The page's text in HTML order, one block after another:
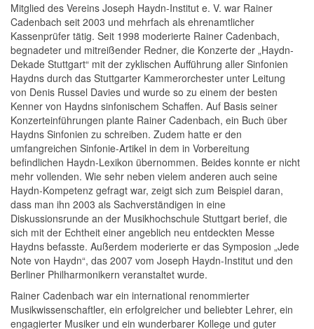
Mitglied des Vereins Joseph Haydn-Institut e. V. war Rainer
Cadenbach seit 2003 und mehrfach als ehrenamtlicher
Kassenprüfer tätig. Seit 1998 moderierte Rainer Cadenbach,
begnadeter und mitreißender Redner, die Konzerte der „Haydn-
Dekade Stuttgart“ mit der zyklischen Aufführung aller Sinfonien
Haydns durch das Stuttgarter Kammerorchester unter Leitung
von Denis Russel Davies und wurde so zu einem der besten
Kenner von Haydns sinfonischem Schaffen. Auf Basis seiner
Konzerteinführungen plante Rainer Cadenbach, ein Buch über
Haydns Sinfonien zu schreiben. Zudem hatte er den
umfangreichen Sinfonie-Artikel in dem in Vorbereitung
befindlichen Haydn-Lexikon übernommen. Beides konnte er nicht
mehr vollenden. Wie sehr neben vielem anderen auch seine
Haydn-Kompetenz gefragt war, zeigt sich zum Beispiel daran,
dass man ihn 2003 als Sachverständigen in eine
Diskussionsrunde an der Musikhochschule Stuttgart berief, die
sich mit der Echtheit einer angeblich neu entdeckten Messe
Haydns befasste. Außerdem moderierte er das Symposion „Jede
Note von Haydn“, das 2007 vom Joseph Haydn-Institut und den
Berliner Philharmonikern veranstaltet wurde.
Rainer Cadenbach war ein international renommierter
Musikwissenschaftler, ein erfolgreicher und beliebter Lehrer, ein
engagierter Musiker und ein wunderbarer Kollege und guter